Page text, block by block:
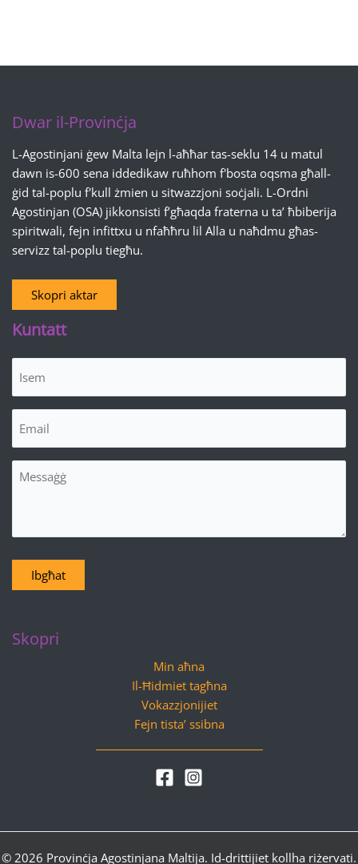
Dwar il-Provinċja
L-Agostinjani ġew Malta lejn l-aħħar tas-seklu 14 u matul
dawn is-600 sena iddedikaw ruħhom f'bosta oqsma għall-
ġid tal-poplu f'kull żmien u sitwazzjoni soċjali. L-Ordni
Agostinjan (OSA) jikkonsisti f’għaqda fraterna u ta’ ħbiberija
spiritwali, fejn infittxu u nfaħħru lil Alla u naħdmu għas-
servizz tal-poplu tiegħu.
Skopri aktar
Kuntatt
Messaġġ
Ibgħat
Skopri
Min aħna
Il-Ħidmiet tagħna
Vokazzjonijiet
Fejn tista’ ssibna
© 2026 Provinċja Agostinjana Maltija. Id-drittijiet kollha riżervati.